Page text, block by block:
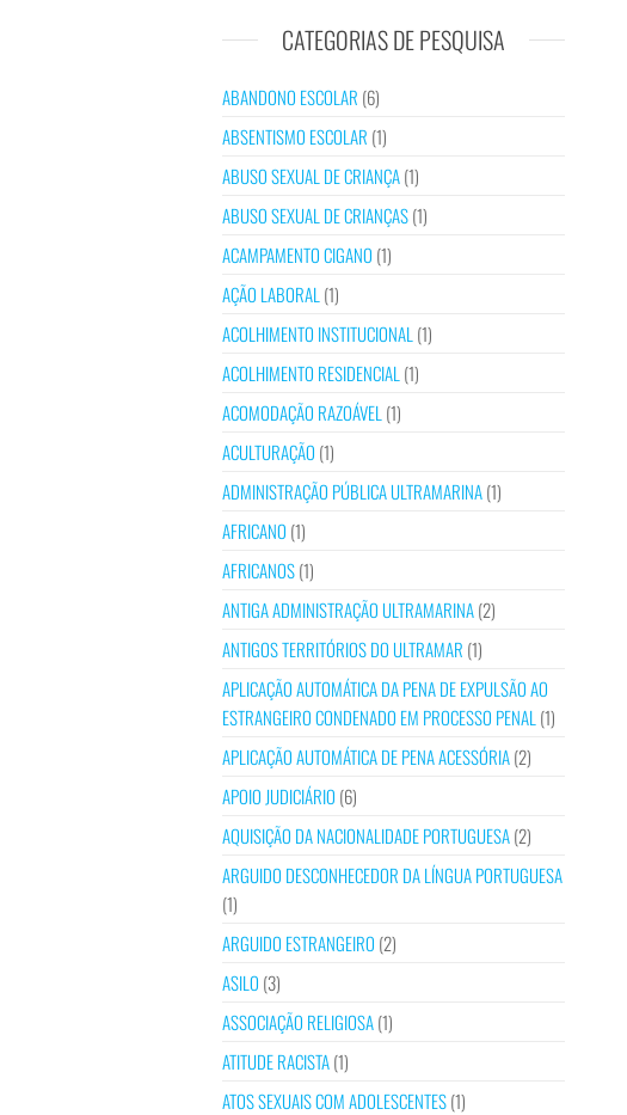
CATEGORIAS DE PESQUISA
ABANDONO ESCOLAR (6)
ABSENTISMO ESCOLAR (1)
ABUSO SEXUAL DE CRIANÇA(1)
ABUSO SEXUAL DE CRIANÇAS(1)
ACAMPAMENTO CIGANO (1)
AÇÃO LABORAL (1)
ACOLHIMENTO INSTITUCIONAL (1)
ACOLHIMENTO RESIDENCIAL (1)
ACOMODAÇÃO RAZOÁVEL (1)
ACULTURAÇÃO (1)
ADMINISTRAÇÃO PÚBLICA ULTRAMARINA(1)
AFRICANO (1)
AFRICANOS(1)
ANTIGA ADMINISTRAÇÃO ULTRAMARINA(2)
ANTIGOS TERRITÓRIOS DO ULTRAMAR (1)
APLICAÇÃO AUTOMÁTICA DA PENA DE EXPULSÃO AO
ESTRANGEIRO CONDENADO EM PROCESSO PENAL (1)
APLICAÇÃO AUTOMÁTICA DE PENA ACESSÓRIA(2)
APOIO JUDICIÁRIO (6)
AQUISIÇÃO DA NACIONALIDADE PORTUGUESA(2)
ARGUIDO DESCONHECEDOR DA LÍNGUA PORTUGUESA
(1)
ARGUIDO ESTRANGEIRO (2)
ASILO (3)
ASSOCIAÇÃO RELIGIOSA(1)
ATITUDE RACISTA(1)
ATOS SEXUAIS COM ADOLESCENTES(1)